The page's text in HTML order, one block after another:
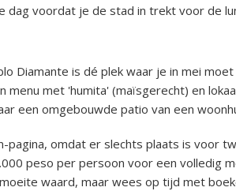
dag voordat je de stad in trekt voor de
Diamante is dé plek waar je in mei moet
met 'humita' (maïsgerecht) en
een omgebouwde patio van een
pagina, omdat er slechts plaats is voor
peso per persoon voor een volledig
waard, maar wees op tijd met